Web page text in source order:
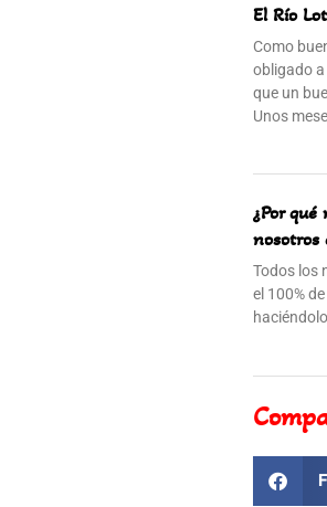
El Río
Como
obligado
que un
Unos
¿Por
nosotros
Todos los
el 100%